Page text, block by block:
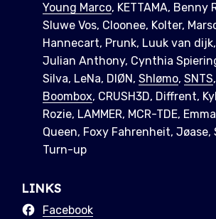
Young Marco, KETTAMA, Benny
Sluwe Vos, Cloonee, Kolter,
Hannecart, Prunk, Luuk van dijk,
Julian Anthony, Cynthia
Silva, LeNa, DIØN, Shlømo, SNTS,
Boombox, CRUSH3D, Diffrent,
Rozie, LAMMER, MCR-TDE,
Queen, Foxy Fahrenheit, Jøase,
Turn-up
LINKS
Facebook